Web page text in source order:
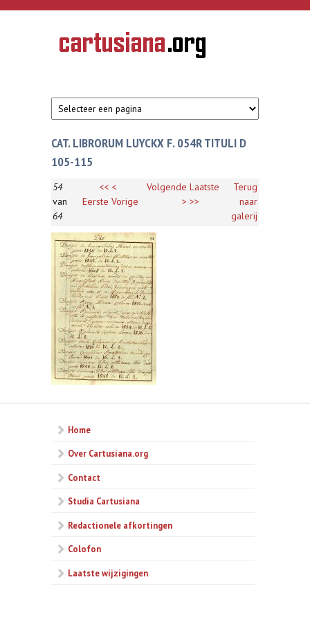
Overslaan en naar de inhoud gaan
CARTUSIANA
Geschiedenis
van de
CAT. LIBRORUM LUYCKX F. 054R TITULI D
105-115
54
van
64
<<
Eerste
<
Vorige
Volgende
>
Laatste
>>
Terug
naar
galerij
Home
Over Cartusiana.org
Contact
Studia Cartusiana
Redactionele afkortingen
Colofon
Laatste wijzigingen